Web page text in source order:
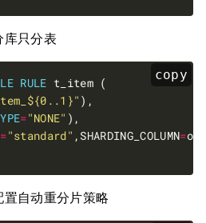
库只分表
copy
RULE
="NONE"
="standard" ,SHARDING_COLUMN=
自动重分片策略